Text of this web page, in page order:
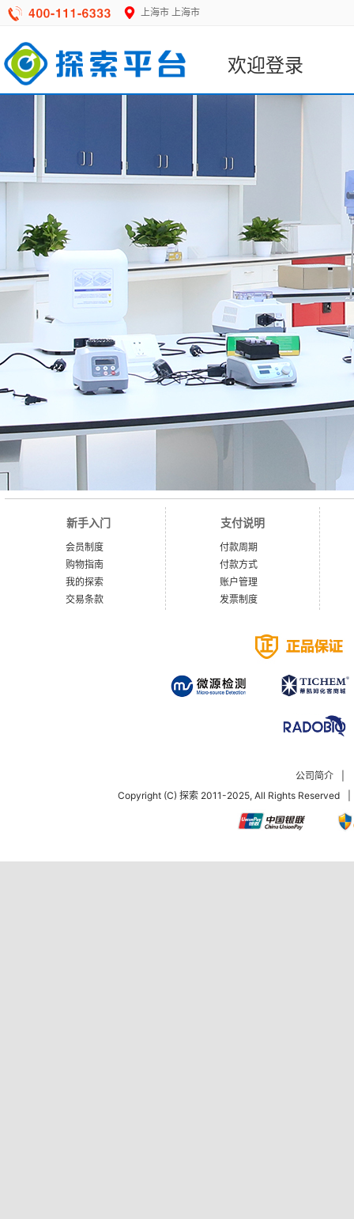
上海市 上海市
欢迎登录
新手入门
会员制度
购物指南
我的探索
交易条款
支付说明
付款周期
付款方式
账户管理
发票制度
公司简介
Copyright (C) 探索 2011-2025, All Rights Reserved